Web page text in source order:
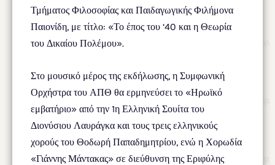
Τμήματος Φιλοσοφίας και Παιδαγωγικής Φιλήμονα
Παιονίδη, με τίτλο: «Το έπος του ‘40 και η Θεωρία
του Δικαίου Πολέμου».
Στο μουσικό μέρος της εκδήλωσης, η Συμφωνική
Ορχήστρα του ΑΠΘ θα ερμηνεύσει το «Ηρωϊκό
εμβατήριο» από την 1η Ελληνική Σουίτα του
Διονύσιου Λαυράγκα και τους τρεις ελληνικούς
χορούς του Θοδωρή Παπαδημητρίου, ενώ η Χορωδία
«Γιάννης Μάντακας» σε διεύθυνση της Εριφύλης